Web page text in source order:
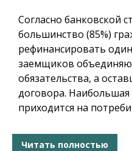
Согласно банковской
большинство (85%)
рефинансировать
заемщиков
обязательства, а
договора.
приходится на
Читать полностью